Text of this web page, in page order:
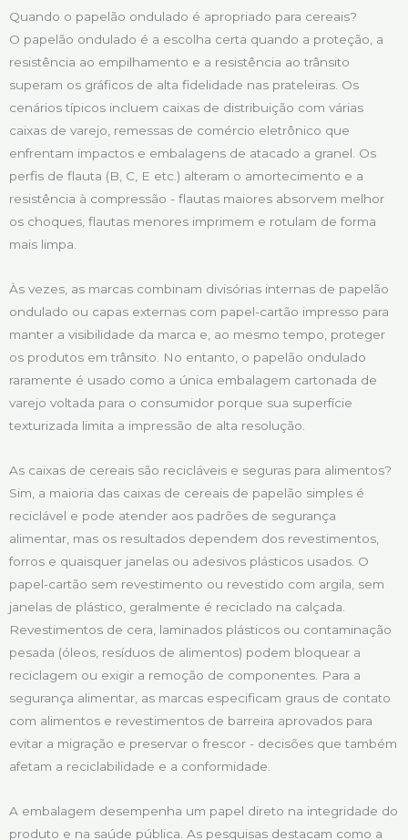
Quando o papelão ondulado é apropriado para cereais?
O papelão ondulado é a escolha certa quando a proteção, a
resistência ao empilhamento e a resistência ao trânsito
superam os gráficos de alta fidelidade nas prateleiras. Os
cenários típicos incluem caixas de distribuição com várias
caixas de varejo, remessas de comércio eletrônico que
enfrentam impactos e embalagens de atacado a granel. Os
perfis de flauta (B, C, E etc.) alteram o amortecimento e a
resistência à compressão - flautas maiores absorvem melhor
os choques, flautas menores imprimem e rotulam de forma
mais limpa.
Às vezes, as marcas combinam divisórias internas de papelão
ondulado ou capas externas com papel-cartão impresso para
manter a visibilidade da marca e, ao mesmo tempo, proteger
os produtos em trânsito. No entanto, o papelão ondulado
raramente é usado como a única embalagem cartonada de
varejo voltada para o consumidor porque sua superfície
texturizada limita a impressão de alta resolução.
As caixas de cereais são recicláveis e seguras para alimentos?
Sim, a maioria das caixas de cereais de papelão simples é
reciclável e pode atender aos padrões de segurança
alimentar, mas os resultados dependem dos revestimentos,
forros e quaisquer janelas ou adesivos plásticos usados. O
papel-cartão sem revestimento ou revestido com argila, sem
janelas de plástico, geralmente é reciclado na calçada.
Revestimentos de cera, laminados plásticos ou contaminação
pesada (óleos, resíduos de alimentos) podem bloquear a
reciclagem ou exigir a remoção de componentes. Para a
segurança alimentar, as marcas especificam graus de contato
com alimentos e revestimentos de barreira aprovados para
evitar a migração e preservar o frescor - decisões que também
afetam a reciclabilidade e a conformidade.
A embalagem desempenha um papel direto na integridade do
produto e na saúde pública. As pesquisas destacam como a